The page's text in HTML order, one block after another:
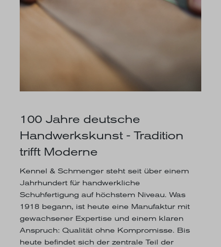
100 Jahre deutsche
Handwerkskunst - Tradition
trifft Moderne
Kennel & Schmenger steht seit über einem
Jahrhundert für handwerkliche
Schuhfertigung auf höchstem Niveau. Was
1918 begann, ist heute eine Manufaktur mit
gewachsener Expertise und einem klaren
Anspruch: Qualität ohne Kompromisse. Bis
heute befindet sich der zentrale Teil der